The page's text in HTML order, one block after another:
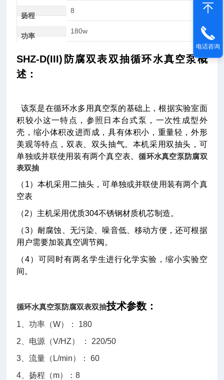
扬程
8
功率
180w
SHZ-D(III)防腐双表双抽循环水真空泵概
述：
该泵是在循环水多用真空泵的基础上，根据实验室面
积较小这一特点，参照日本台式泵，一次性成型外
壳，缩小体积改进而成，具有体积小，重量轻，外形
美观等特点，双表、双头抽气。本机采用双抽头，可
单独或并联使用装有两个真空表。循环水真空泵防腐双
表双抽
（1）本机采用二抽头，可单独或并联使用装有两个真
空表
（2）主机采用优质304不锈钢材质机芯制造。
（3）耐腐蚀、无污染、噪音低、移动方便，还可根据
用户需要加装真空调节阀。
（4）可同时有两名学生进行化学实验，缩小实验空
间。
循环水真空泵防腐双表双抽技术参数：
1、功率（W）： 180
2、电源（V/HZ） ： 220/50
3、流量（L/min）： 60
4、扬程（m）：8
电话咨询